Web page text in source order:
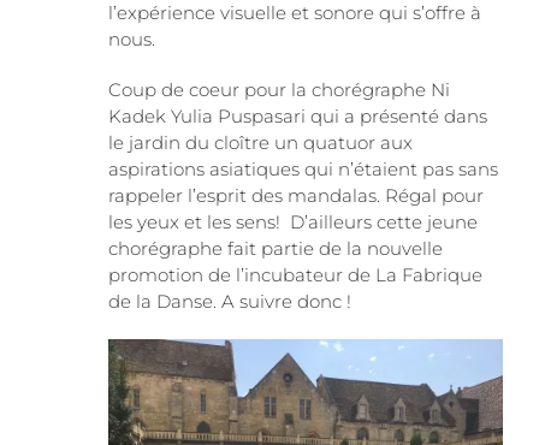
l’expérience visuelle et sonore qui s’offre à
nous.
Coup de coeur pour la chorégraphe Ni
Kadek Yulia Puspasari qui a présenté dans
le jardin du cloître un quatuor aux
aspirations asiatiques qui n’étaient pas sans
rappeler l’esprit des mandalas. Régal pour
les yeux et les sens! D’ailleurs cette jeune
chorégraphe fait partie de la nouvelle
promotion de l’incubateur de La Fabrique
de la Danse. A suivre donc !